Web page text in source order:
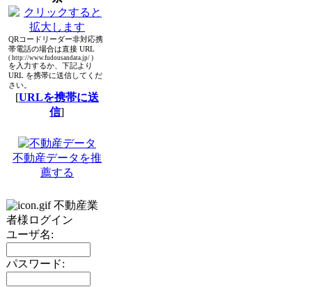
QRコードリーダー非対応携
帯電話の場合は直接 URL
( http://www.fudousandata.jp/ )
を入力するか、下記より
URL を携帯に送信してくだ
さい。
[URLを携帯に送
信]
不動産データを推
薦する
不動産業
者様ログイン
ユーザ名:
パスワード: